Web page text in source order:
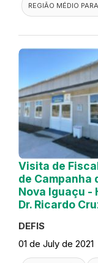
REGIÃO MÉDIO
Visita de
de Campanha
Nova Iguaçu -
Dr. Ricardo
DEFIS
01 de July de 2021